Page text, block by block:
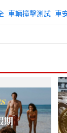
車輛撞擊測試 車